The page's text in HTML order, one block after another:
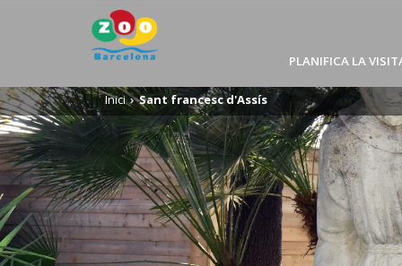
PLANIFICA LA
Inici Sant francesc d'Assís